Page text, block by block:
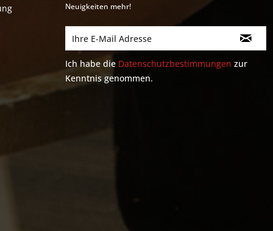
Neuigkeiten mehr!
Ich habe die Datenschutzbestimmungen zur
Kenntnis genommen.